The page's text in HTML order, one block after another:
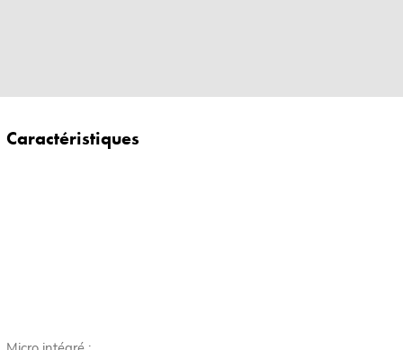
Caractéristiques